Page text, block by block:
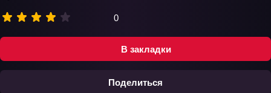
В закладки
Поделиться
0